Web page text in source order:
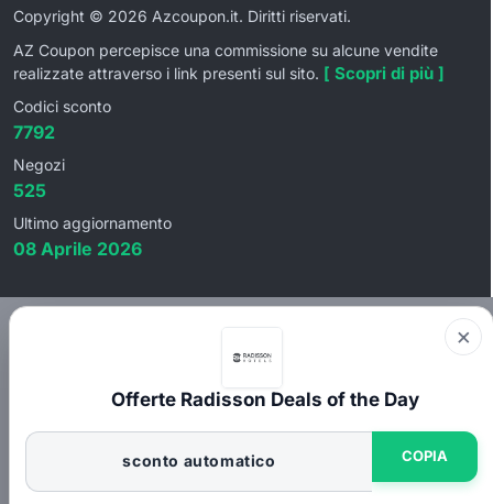
Copyright © 2026 Azcoupon.it. Diritti riservati.
AZ Coupon percepisce una commissione su alcune vendite
realizzate attraverso i link presenti sul sito. [ Scopri di più ]
Codici sconto
7792
Negozi
525
Ultimo aggiornamento
08 Aprile 2026
×
Offerte Radisson Deals of the Day
COPIA
sconto automatico